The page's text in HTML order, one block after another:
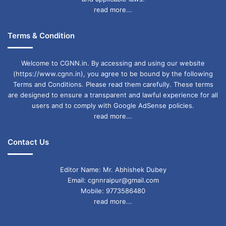
से सुराग प्राप्त करने के लिए किए जाते हैं.
read more...
Terms & Condition
Welcome to CGNN.in. By accessing and using our website
(https://www.cgnn.in), you agree to be bound by the following
Terms and Conditions. Please read them carefully. These terms
are designed to ensure a transparent and lawful experience for all
users and to comply with Google AdSense policies.
read more...
Contact Us
Editor Name: Mr. Abhishek Dubey
Email: cgnnraipur@gmail.com
Mobile: 9773586480
read more...